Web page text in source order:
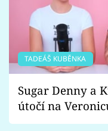
TADEÁŠ KUBĚNKA
Sugar Denny a
útočí na
Proč je podle